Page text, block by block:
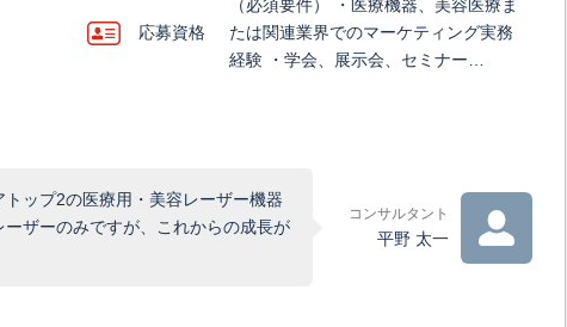
応募資格
（必須要件） ・医療機器、美容医療ま
たは関連業界でのマーケティング実務
経験 ・学会、展示会、セミナー…
ップ2の医療用・美容レーザー機器
ザーのみですが、これからの成長が
コンサルタント
平野 太一